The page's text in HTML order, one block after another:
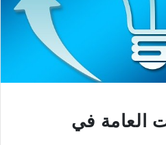
العامة في